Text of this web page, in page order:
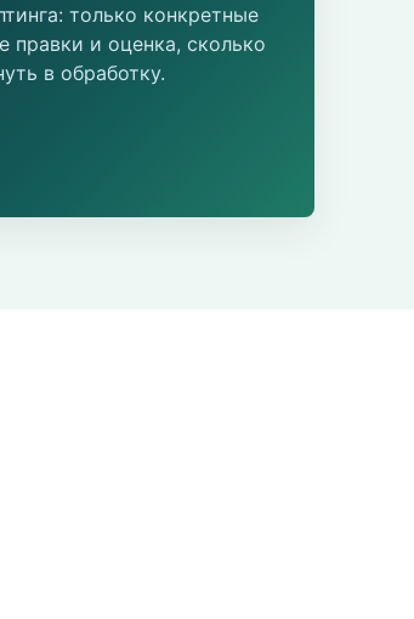
только конкретные
правки и оценка, сколько
в обработку.